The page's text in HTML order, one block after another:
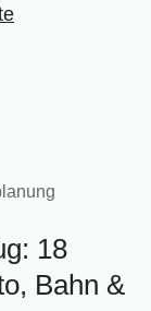
18
Bahn &